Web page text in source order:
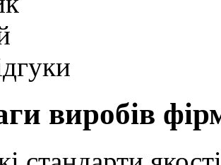
виробів